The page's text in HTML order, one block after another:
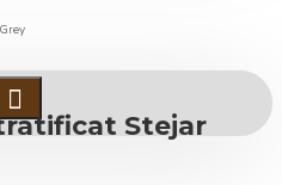
Stejar